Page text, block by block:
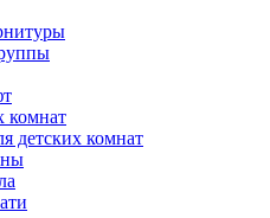
комнат
детских комнат